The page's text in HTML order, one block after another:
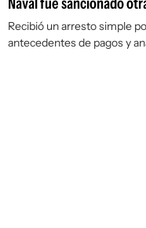
Recibió un arresto simple
antecedentes de pagos y